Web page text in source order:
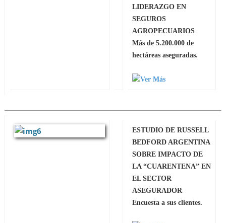
LIDERAZGO EN
SEGUROS
AGROPECUARIOS
Más de 5.200.000 de
hectáreas aseguradas.
ESTUDIO DE RUSSELL
BEDFORD ARGENTINA
SOBRE IMPACTO DE
LA “CUARENTENA” EN
EL SECTOR
ASEGURADOR
Encuesta a sus clientes.